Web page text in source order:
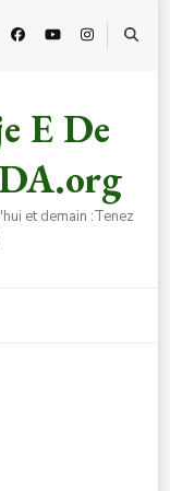
E De
et demain :Tenez